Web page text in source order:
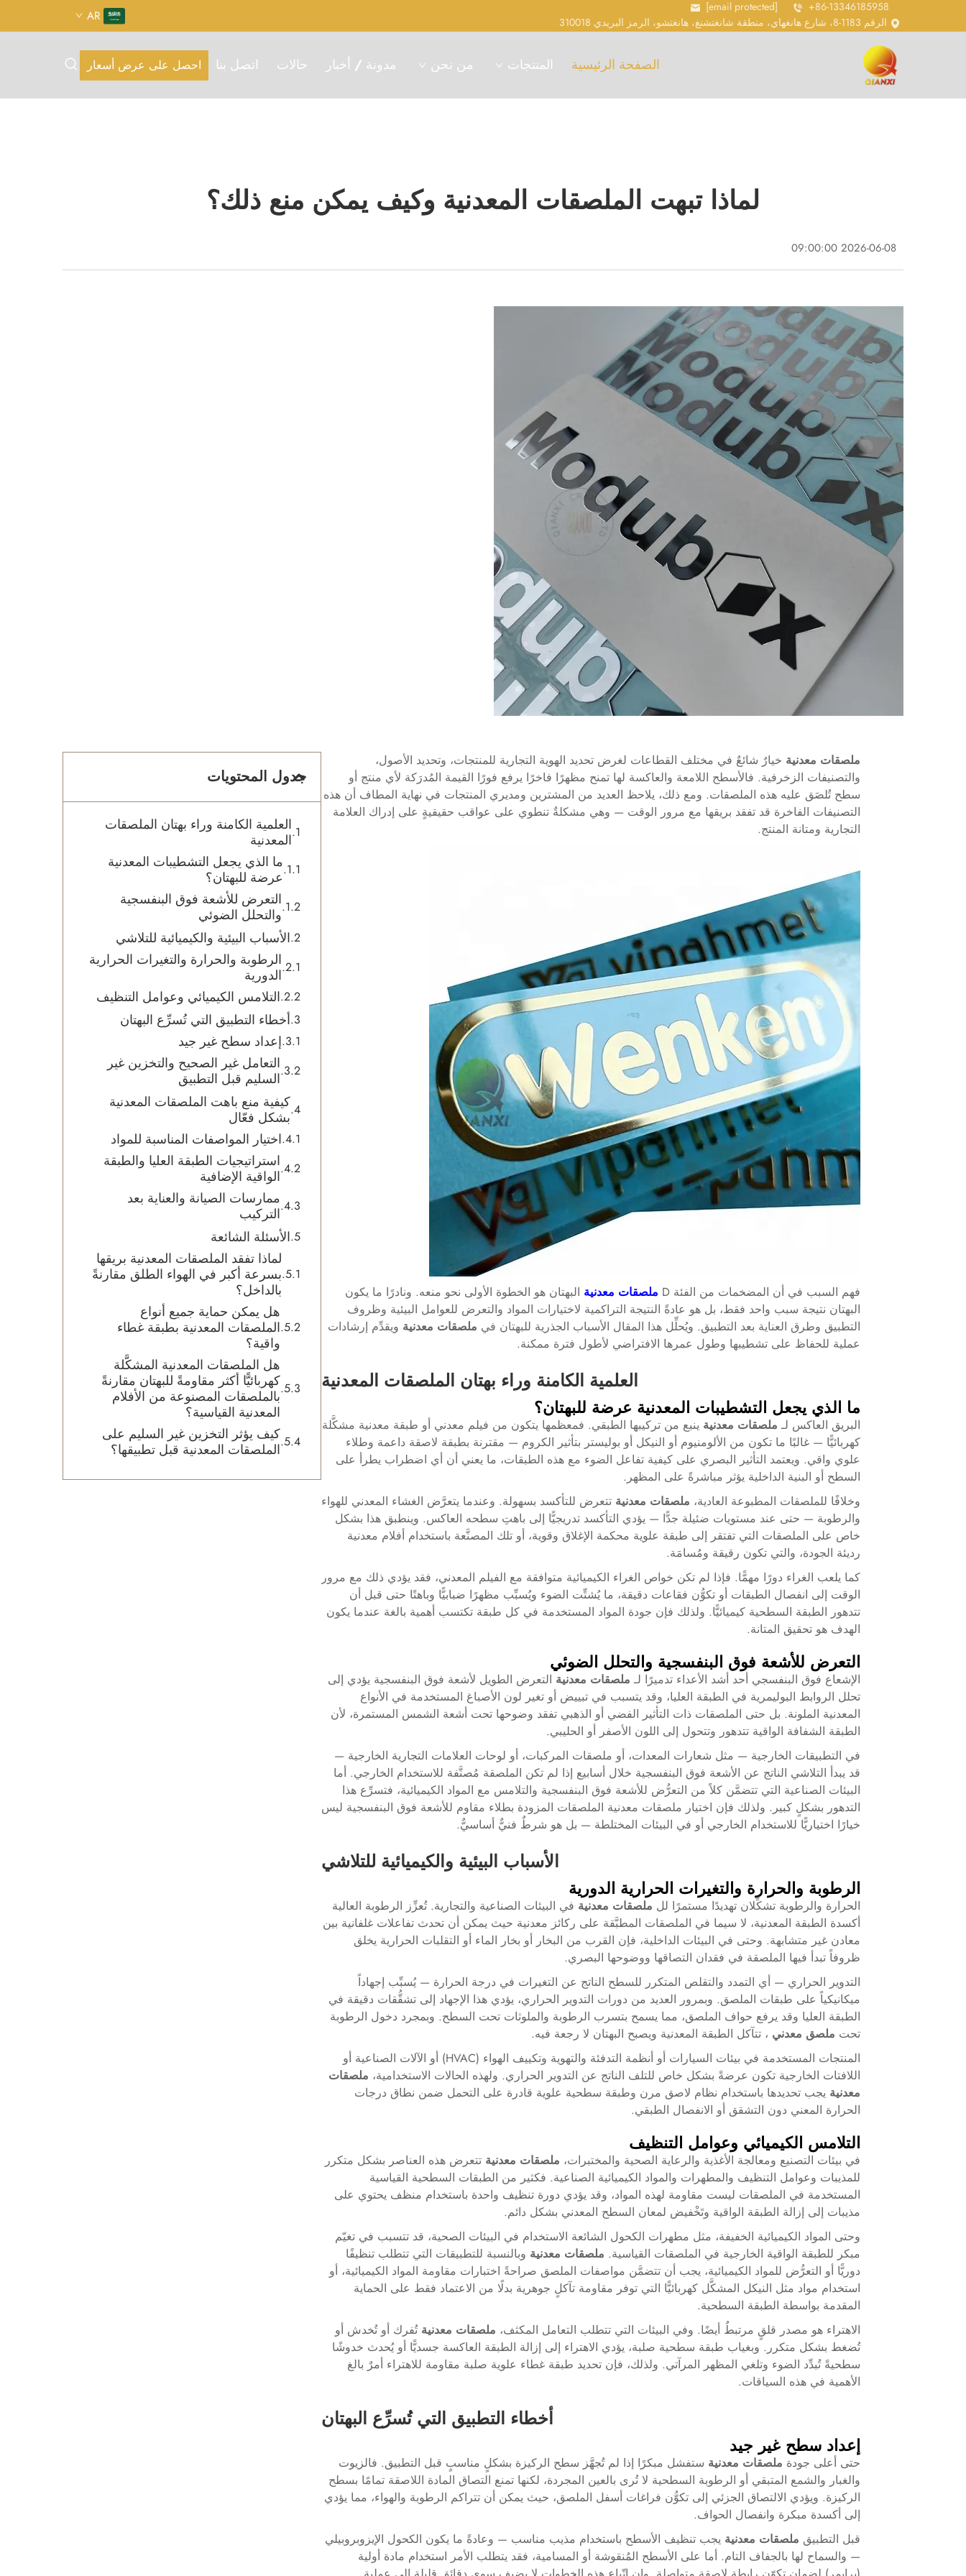
+86-13346185958
[email protected]
الرقم 1183-8، شارع هانغهاي، منطقة شانغتشنغ، هانغتشو، الرمز البريدي 310018
AR
الصفحة الرئيسية المنتجات من نحن مدونة / أخبار حالات اتصل بنا احصل على عرض أسعار
لماذا تبهت الملصقات المعدنية وكيف يمكن منع ذلك؟
2026-06-08 09:00:00
ملصقات معدنية خيارٌ شائعٌ في مختلف القطاعات لغرض تحديد الهوية التجارية للمنتجات، وتحديد الأصول،
والتصنيفات الزخرفية. فالأسطح اللامعة والعاكسة لها تمنح مظهرًا فاخرًا يرفع فورًا القيمة المُدرَكة لأي منتج أو
سطح تُلصَق عليه هذه الملصقات. ومع ذلك، يلاحظ العديد من المشترين ومديري المنتجات في نهاية المطاف أن هذه
التصنيفات الفاخرة قد تفقد بريقها مع مرور الوقت — وهي مشكلةٌ تنطوي على عواقب حقيقيةٍ على إدراك العلامة
التجارية ومتانة المنتج.
فهم السبب في أن المضخمات من الفئة D ملصقات معدنية البهتان هو الخطوة الأولى نحو منعه. ونادرًا ما يكون
البهتان نتيجة سبب واحد فقط، بل هو عادةً النتيجة التراكمية لاختيارات المواد والتعرض للعوامل البيئية وظروف
التطبيق وطرق العناية بعد التطبيق. ويُحلِّل هذا المقال الأسباب الجذرية للبهتان في ملصقات معدنية ويقدِّم إرشادات
عملية للحفاظ على تشطيبها وطول عمرها الافتراضي لأطول فترة ممكنة.
العلمية الكامنة وراء بهتان الملصقات المعدنية
ما الذي يجعل التشطيبات المعدنية عرضة للبهتان؟
البريق العاكس لـ ملصقات معدنية ينبع من تركيبها الطبقي. فمعظمها يتكون من فيلم معدني أو طبقة معدنية مشكَّلة
كهربائيًّا — غالبًا ما تكون من الألومنيوم أو النيكل أو بوليستر بتأثير الكروم — مقترنة بطبقة لاصقة داعمة وطلاء
علوي واقي. ويعتمد التأثير البصري على كيفية تفاعل الضوء مع هذه الطبقات، ما يعني أن أي اضطراب يطرأ على
السطح أو البنية الداخلية يؤثر مباشرةً على المظهر.
وخلافًا للملصقات المطبوعة العادية، ملصقات معدنية تتعرض للتأكسد بسهولة. وعندما يتعرَّض الغشاء المعدني للهواء
والرطوبة — حتى عند مستويات ضئيلة جدًّا — يؤدي التأكسد تدريجيًّا إلى باهتِ سطحه العاكس. وينطبق هذا بشكل
خاص على الملصقات التي تفتقر إلى طبقة علوية محكمة الإغلاق وقوية، أو تلك المصنَّعة باستخدام أفلام معدنية
رديئة الجودة، والتي تكون رقيقة ومُسامَة.
كما يلعب الغراء دورًا مهمًّا. فإذا لم تكن خواص الغراء الكيميائية متوافقة مع الفيلم المعدني، فقد يؤدي ذلك مع مرور
الوقت إلى انفصال الطبقات أو تكوُّن فقاعات دقيقة، ما يُشتِّت الضوء ويُسبِّب مظهرًا ضبابيًّا وباهتًا حتى قبل أن
تتدهور الطبقة السطحية كيميائيًّا. ولذلك فإن جودة المواد المستخدمة في كل طبقة تكتسب أهمية بالغة عندما يكون
الهدف هو تحقيق المتانة.
التعرض للأشعة فوق البنفسجية والتحلل الضوئي
الإشعاع فوق البنفسجي أحد أشد الأعداء تدميرًا لـ ملصقات معدنية التعرض الطويل لأشعة فوق البنفسجية يؤدي إلى
تحلل الروابط البوليمرية في الطبقة العليا، وقد يتسبب في تبييض أو تغير لون الأصباغ المستخدمة في الأنواع
المعدنية الملونة. بل حتى الملصقات ذات التأثير الفضي أو الذهبي تفقد وضوحها تحت أشعة الشمس المستمرة، لأن
الطبقة الشفافة الواقية تتدهور وتتحول إلى اللون الأصفر أو الحليبي.
في التطبيقات الخارجية — مثل شعارات المعدات، أو ملصقات المركبات، أو لوحات العلامات التجارية الخارجية —
قد يبدأ التلاشي الناتج عن الأشعة فوق البنفسجية خلال أسابيع إذا لم تكن الملصقة مُصنَّفة للاستخدام الخارجي. أما
البيئات الصناعية التي تتضمَّن كلاً من التعرُّض للأشعة فوق البنفسجية والتلامس مع المواد الكيميائية، فتسرِّع هذا
التدهور بشكلٍ كبير. ولذلك فإن اختيار ملصقات معدنية الملصقات المزودة بطلاء مقاوم للأشعة فوق البنفسجية ليس
خيارًا اختياريًّا للاستخدام الخارجي أو في البيئات المختلطة — بل هو شرطٌ فنيٌّ أساسيٌّ.
الأسباب البيئية والكيميائية للتلاشي
الرطوبة والحرارة والتغيرات الحرارية الدورية
الحرارة والرطوبة تشكِّلان تهديدًا مستمرًا لل ملصقات معدنية في البيئات الصناعية والتجارية. تُعزِّز الرطوبة العالية
أكسدة الطبقة المعدنية، لا سيما في الملصقات المطبَّقة على ركائز معدنية حيث يمكن أن تحدث تفاعلات غلفانية بين
معادن غير متشابهة. وحتى في البيئات الداخلية، فإن القرب من البخار أو بخار الماء أو التقلبات الحرارية يخلق
ظروفاً تبدأ فيها الملصقة في فقدان التصاقها ووضوحها البصري.
التدوير الحراري — أي التمدد والتقلص المتكرر للسطح الناتج عن التغيرات في درجة الحرارة — يُسبِّب إجهاداً
ميكانيكياً على طبقات الملصق. وبمرور العديد من دورات التدوير الحراري، يؤدي هذا الإجهاد إلى تشقُّقات دقيقة في
الطبقة العليا وقد يرفع حواف الملصق، مما يسمح بتسرب الرطوبة والملوثات تحت السطح. وبمجرد دخول الرطوبة
تحت ملصق معدني ، تتآكل الطبقة المعدنية ويصبح البهتان لا رجعة فيه.
المنتجات المستخدمة في بيئات السيارات أو أنظمة التدفئة والتهوية وتكييف الهواء (HVAC) أو الآلات الصناعية أو
اللافتات الخارجية تكون عرضةً بشكل خاص للتلف الناتج عن التدوير الحراري. ولهذه الحالات الاستخدامية، ملصقات
معدنية يجب تحديدها باستخدام نظام لاصق مرن وطبقة سطحية علوية قادرة على التحمل ضمن نطاق درجات
الحرارة المعني دون التشقق أو الانفصال الطبقي.
التلامس الكيميائي وعوامل التنظيف
في بيئات التصنيع ومعالجة الأغذية والرعاية الصحية والمختبرات، ملصقات معدنية تتعرض هذه العناصر بشكل متكرر
للمذيبات وعوامل التنظيف والمطهرات والمواد الكيميائية الصناعية. فكثير من الطبقات السطحية القياسية
المستخدمة في الملصقات ليست مقاومة لهذه المواد، وقد يؤدي دورة تنظيف واحدة باستخدام منظف يحتوي على
مذيبات إلى إزالة الطبقة الواقية وتَخْفيض لمعان السطح المعدني بشكل دائم.
وحتى المواد الكيميائية الخفيفة، مثل مطهرات الكحول الشائعة الاستخدام في البيئات الصحية، قد تتسبب في تغيّم
مبكر للطبقة الواقية الخارجية في الملصقات القياسية. ملصقات معدنية وبالنسبة للتطبيقات التي تتطلب تنظيفًا
دوريًّا أو التعرُّض للمواد الكيميائية، يجب أن تتضمَّن مواصفات الملصق صراحةً اختبارات مقاومة المواد الكيميائية، أو
استخدام مواد مثل النيكل المشكَّل كهربائيًّا التي توفر مقاومة تآكلٍ جوهرية بدلًا من الاعتماد فقط على الحماية
المقدمة بواسطة الطبقة السطحية.
الاهتراء هو مصدر قلقٍ مرتبطٌ أيضًا. وفي البيئات التي تتطلب التعامل المكثف، ملصقات معدنيةتُفرك أو تُخدش أو
تُضغط بشكل متكرر. وبغياب طبقة سطحية صلبة، يؤدي الاهتراء إلى إزالة الطبقة العاكسة جسديًّا أو يُحدث خدوشًا
سطحيةً تُبدِّد الضوء وتلغي المظهر المرآتي. ولذلك، فإن تحديد طبقة غطاء علوية صلبة مقاومة للاهتراء أمرٌ بالغ
الأهمية في هذه السياقات.
أخطاء التطبيق التي تُسرِّع البهتان
إعداد سطح غير جيد
حتى أعلى جودة ملصقات معدنية ستفشل مبكرًا إذا لم تُجهَّز سطح الركيزة بشكلٍ مناسبٍ قبل التطبيق. فالزيوت
والغبار والشمع المتبقي أو الرطوبة السطحية لا تُرى بالعين المجردة، لكنها تمنع التصاق المادة اللاصقة تمامًا بسطح
الركيزة. ويؤدي الالتصاق الجزئي إلى تكوُّن فراغات أسفل الملصق، حيث يمكن أن تتراكم الرطوبة والهواء، مما يؤدي
إلى أكسدة مبكرة وانفصال الحواف.
قبل التطبيق ملصقات معدنية يجب تنظيف الأسطح باستخدام مذيب مناسب — وعادةً ما يكون الكحول الإيزوبروبيلي
— والسماح لها بالجفاف التام. أما على الأسطح المُنقوشة أو المسامية، فقد يتطلب الأمر استخدام مادة أولية
جدول المحتويات
العلمية الكامنة وراء بهتان الملصقات
المعدنية
ما الذي يجعل التشطيبات المعدنية
عرضة للبهتان؟
التعرض للأشعة فوق البنفسجية
والتحلل الضوئي
الأسباب البيئية والكيميائية للتلاشي
الرطوبة والحرارة والتغيرات الحرارية
الدورية
التلامس الكيميائي وعوامل التنظيف
أخطاء التطبيق التي تُسرِّع البهتان
إعداد سطح غير جيد
التعامل غير الصحيح والتخزين غير
السليم قبل التطبيق
كيفية منع باهت الملصقات المعدنية
بشكل فعّال
اختيار المواصفات المناسبة للمواد
استراتيجيات الطبقة العليا والطبقة
الواقية الإضافية
ممارسات الصيانة والعناية بعد
التركيب
الأسئلة الشائعة
لماذا تفقد الملصقات المعدنية بريقها
بسرعة أكبر في الهواء الطلق مقارنةً
بالداخل؟
هل يمكن حماية جميع أنواع
الملصقات المعدنية بطبقة غطاء
واقية؟
هل الملصقات المعدنية المشكَّلة
كهربائيًّا أكثر مقاومةً للبهتان مقارنةً
بالملصقات المصنوعة من الأفلام
المعدنية القياسية؟
كيف يؤثر التخزين غير السليم على
الملصقات المعدنية قبل تطبيقها؟